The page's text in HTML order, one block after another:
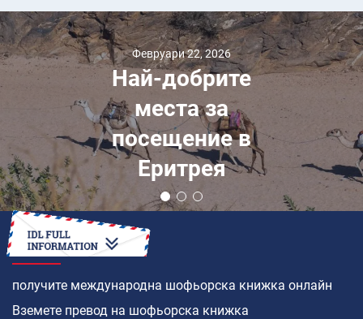
Февруари 22, 2026
Най-добрите
места за
посещение в
Еритрея
КАК ДА
получите международна шофьорска книжка онлайн
Вземете превод на шофьорска книжка